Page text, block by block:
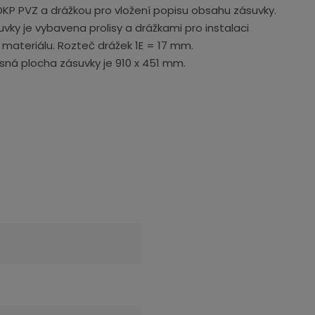
PVZ a drážkou pro vložení popisu obsahu zásuvky.
je vybavena prolisy a drážkami pro instalaci
Rozteč drážek 1E = 17 mm.
plocha zásuvky je 910 x 451 mm.